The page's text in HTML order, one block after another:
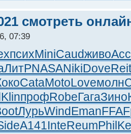
смотреть
07:39
психMiniCaudживо
ЛитРNASANikiDoveReit
CataMotoLoveмолн
KlinпрофRobeГагаЗино
ЛурьWindEmanFFAF
A141InteReumPhil